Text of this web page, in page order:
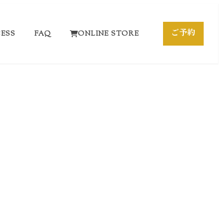
FAQ ONLINE STORE ご予約